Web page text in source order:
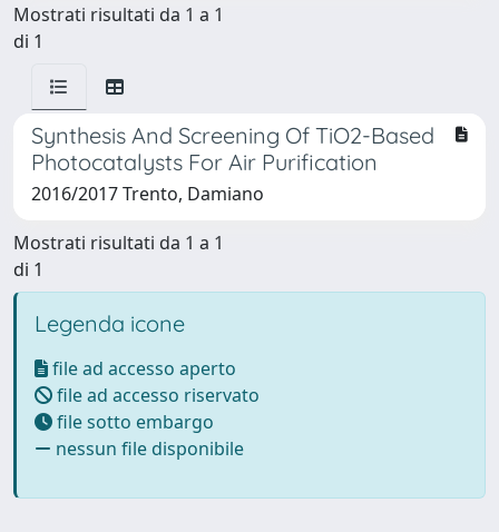
Mostrati risultati da 1 a 1
di 1
Synthesis And Screening Of TiO2-Based
Photocatalysts For Air Purification
2016/2017 Trento, Damiano
Mostrati risultati da 1 a 1
di 1
Legenda icone
file ad accesso aperto
file ad accesso riservato
file sotto embargo
nessun file disponibile